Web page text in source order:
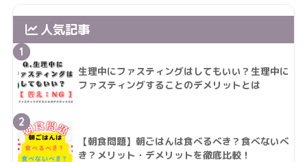
人気記事
1
生理中にファスティングはしてもいい？生理中に
ファスティングすることのデメリットとは
2
【朝食問題】朝ごはんは食べるべき？食べないべ
き？メリット・デメリットを徹底比較！